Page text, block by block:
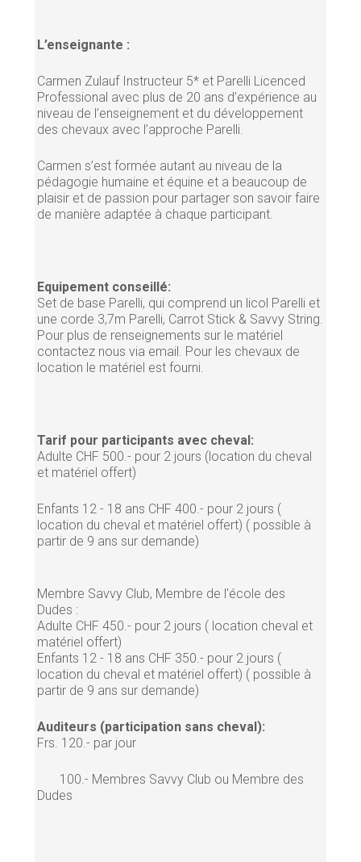
L’enseignante :
Carmen Zulauf Instructeur 5* et Parelli Licenced
Professional avec plus de 20 ans d’expérience au
niveau de l’enseignement et du développement
des chevaux avec l’approche Parelli.
Carmen s’est formée autant au niveau de la
pédagogie humaine et équine et a beaucoup de
plaisir et de passion pour partager son savoir faire
de manière adaptée à chaque participant.
Equipement conseillé:
Set de base Parelli, qui comprend un licol Parelli et
une corde 3,7m Parelli, Carrot Stick & Savvy String.
Pour plus de renseignements sur le matériel
contactez nous via email. Pour les chevaux de
location le matériel est fourni.
Tarif pour participants avec cheval:
Adulte CHF 500.- pour 2 jours (location du cheval
et matériel offert)
Enfants 12 - 18 ans CHF 400.- pour 2 jours (
location du cheval et matériel offert) ( possible à
partir de 9 ans sur demande)
Membre Savvy Club, Membre de l'école des
Dudes :
Adulte CHF 450.- pour 2 jours ( location cheval et
matériel offert)
Enfants 12 - 18 ans CHF 350.- pour 2 jours (
location du cheval et matériel offert) ( possible à
partir de 9 ans sur demande)
Auditeurs (participation sans cheval):
Frs. 120.- par jour
100.- Membres Savvy Club ou Membre des
Dudes